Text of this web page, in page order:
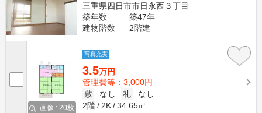
三重県四日市市日永西３丁目
築年数
築47年
建物階数
2階建
画像 : 20枚
写真充実
3.5万円
管理費等：3,000円
敷
なし 礼
なし
2階
2K 34.65㎡